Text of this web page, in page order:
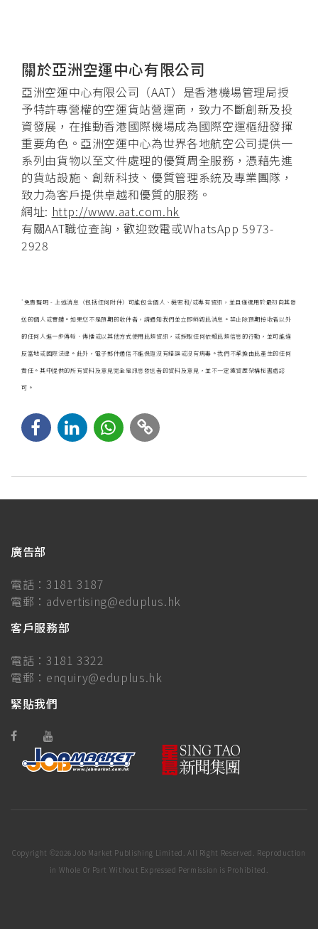
關於亞洲空運中心有限公司
亞洲空運中心有限公司（AAT）是香港機場管理局授
予特許專營權的空運貨站營運商，致力不斷創新及投
資發展，在推動香港國際機場成為國際空運樞紐發揮
重要角色。亞洲空運中心為世界各地航空公司提供一
系列由貨物以至文件處理的優質周全服務，憑藉先進
的貨站設施、創新科技、優質管理系統及專業團隊，
致力為客戶提供卓越和優質的服務。
網址: http://www.aat.com.hk
有關AAT職位查詢，歡迎致電或WhatsApp5973-
2928
* 免責聲明 - 上述消息（包括任何附件）可能包含個人、機密和/或專有資訊，並且僅適用於最初向其發
送的個人或實體。如果您不是預期的收件者，請通知我們並立即銷毀此消息。禁止除預期接收者以外
的任何人進一步傳輸、傳播或以其他方式使用此類資訊，或採取任何依賴此類信息的行動，並可能違
反當地或國際法律。此外，電子郵件通信不能保證沒有錯誤或沒有病毒。我們不承擔由此產生的任何
責任。其中提供的所有資料及意見完全是訊息發送者的資料及意見，並不一定獲資歷架構秘書處認
可。
廣告部
電話： 3181 3187
電郵： advertising@eduplus.hk
客戶服務部
電話： 3181 3322
電郵： enquiry@eduplus.hk
緊貼我們
Copyright ©2026 Job Market Publishing Limited. All Right Reserved. Reproduction
in Whole Or Part Without Expressed Permission is Prohibited.